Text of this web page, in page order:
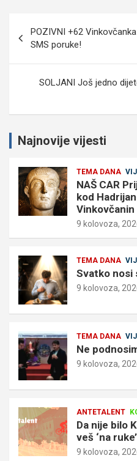
objava
POZIVNI +62
SMS poruke!
SOLJANI Još jedno
Najnovije vijesti
TEMA DANA
NAŠ CAR
kod
Vinkovčanin
9 kolovoza,
TEMA DANA
Svatko nosi
9 kolovoza,
TEMA DANA
Ne
9 kolovoza,
ANTETALENT
Da nije bilo
veš ‘na ruke’
9 kolovoza,